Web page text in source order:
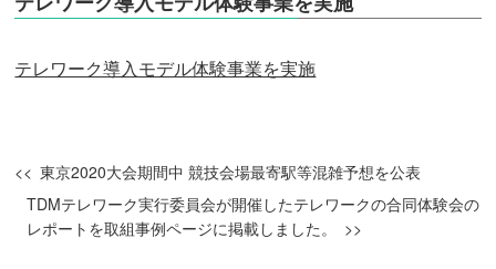
テレワーク導入モデル体験事業を実施
東京2020大会期間中 競技会場最寄駅等混雑予想を公表
TDMテレワーク実行委員会が開催したテレワークの合同体験会の
レポートを取組事例ページに掲載しました。